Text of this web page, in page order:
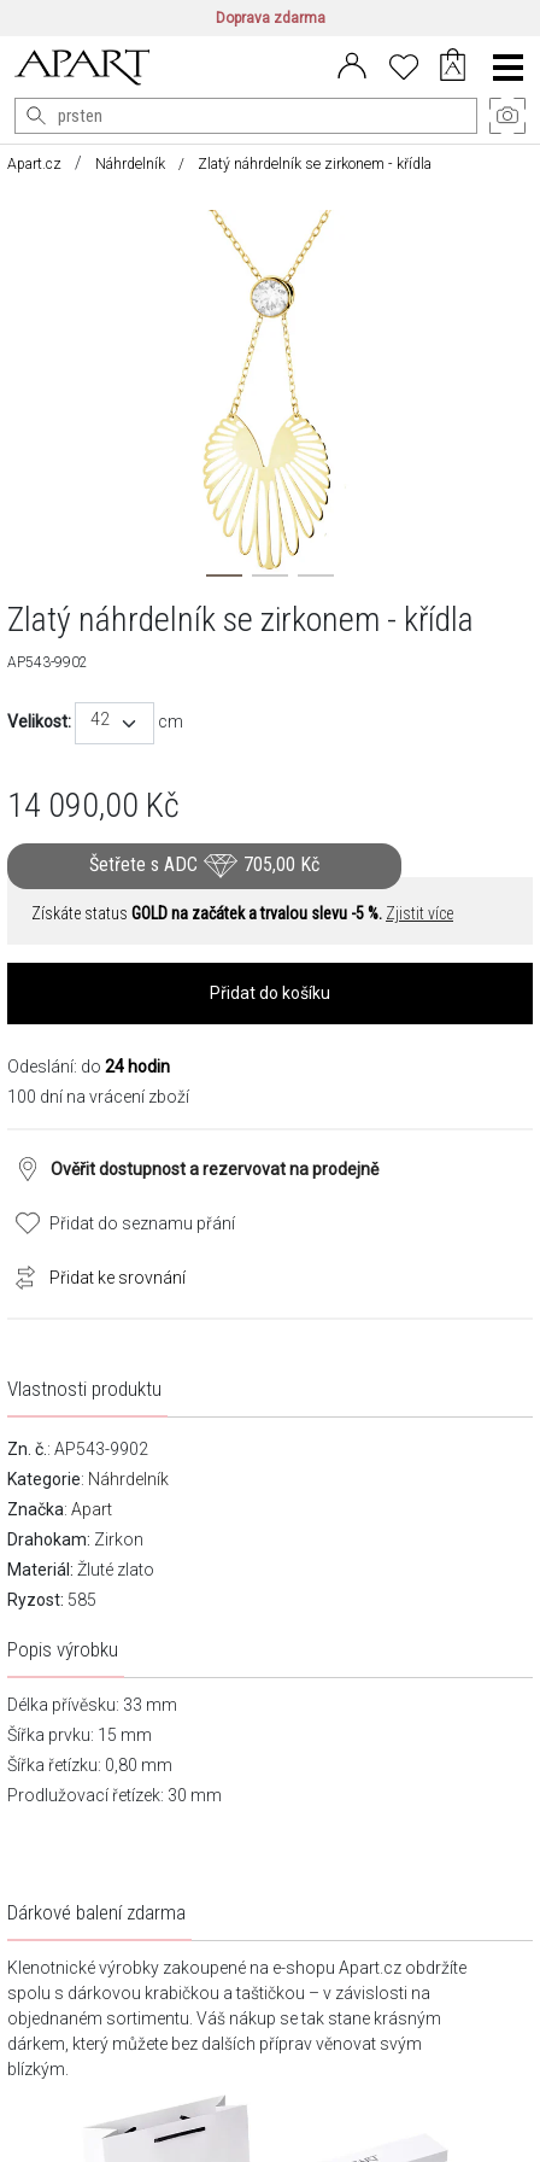
Doprava zdarma
CZ/CZK | EN/EUR PL/PLN
Main
Menu
Apart.cz Náhrdelník Zlatý náhrdelník se zirkonem - křídla
Zlatý náhrdelník se zirkonem - křídla
AP543-9902
Velikost: 42 cm
14 090,00 Kč
Šetřete s ADC 705,00 Kč
Získáte status GOLD na začátek a trvalou slevu -5 %. Zjistit více
Přidat do košíku
Odeslání: do 24 hodin
100 dní na vrácení zboží
Ověřit dostupnost a rezervovat na prodejně
Přidat do seznamu přání
Přidat ke srovnání
Vlastnosti produktu
Zn. č. : AP543-9902
Kategorie: Náhrdelník
Značka: Apart
Drahokam: Zirkon
Materiál: Žluté zlato
Ryzost: 585
Popis výrobku
Délka přívěsku: 33 mm
Šířka prvku: 15 mm
Šířka řetízku: 0,80 mm
Prodlužovací řetízek: 30 mm
Dárkové balení zdarma
Klenotnické výrobky zakoupené na e-shopu Apart.cz obdržíte
spolu s dárkovou krabičkou a taštičkou – v závislosti na
objednaném sortimentu. Váš nákup se tak stane krásným
dárkem, který můžete bez dalších příprav věnovat svým
blízkým.